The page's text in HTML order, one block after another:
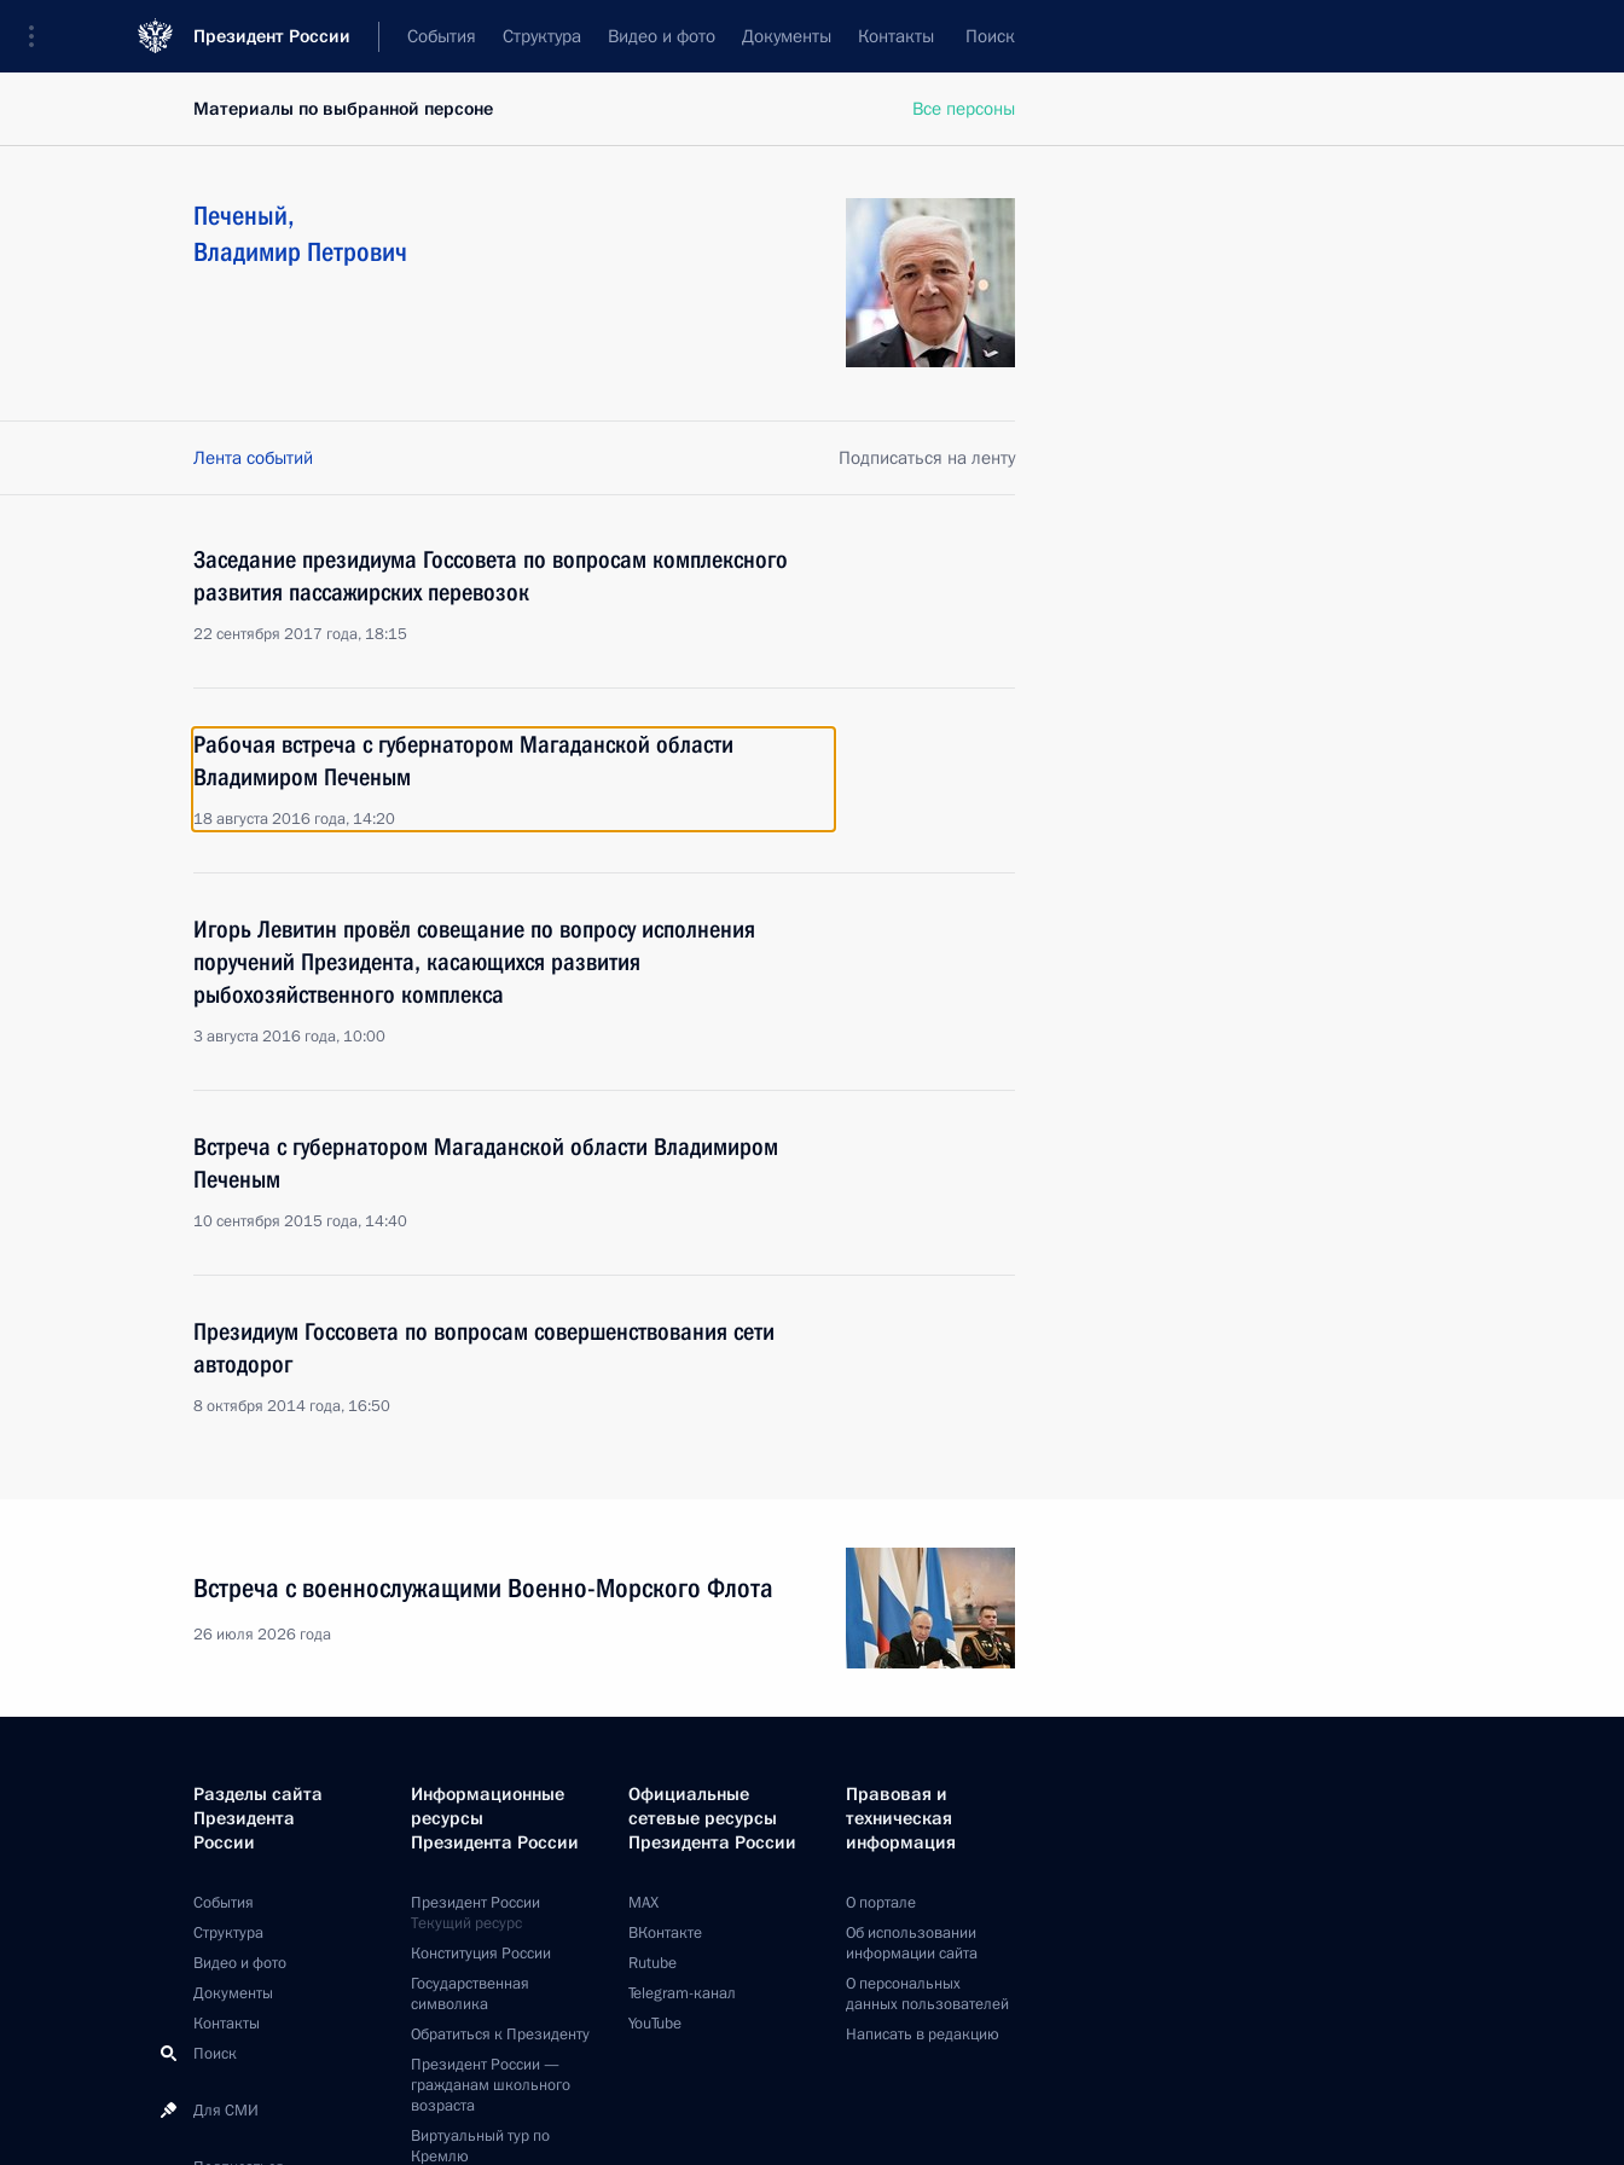
Президент России События Структура Видео и фото Документы Контакты Поиск
Все персоны
Материалы по выбранной персоне
Печеный,
Владимир Петрович
Лента событий Подписаться на ленту
Заседание президиума Госсовета по вопросам комплексного
развития пассажирских перевозок
22 сентября 2017 года, 18:15
Рабочая встреча с губернатором Магаданской области
Владимиром Печеным
18 августа 2016 года, 14:20
Игорь Левитин провёл совещание по вопросу исполнения
поручений Президента, касающихся развития
рыбохозяйственного комплекса
3 августа 2016 года, 10:00
Встреча с губернатором Магаданской области Владимиром
Печеным
10 сентября 2015 года, 14:40
Президиум Госсовета по вопросам совершенствования сети
автодорог
8 октября 2014 года, 16:50
Встреча с военнослужащими Военно-Морского Флота
26 июля 2026 года
Разделы сайта
Президента
России
События
Структура
Видео и фото
Документы
Контакты
Поиск
Для СМИ
Информационные
ресурсы
Президента России
Президент России
Текущий ресурс
Конституция России
Государственная
символика
Обратиться к Президенту
Президент России —
гражданам школьного
возраста
Виртуальный тур по
Кремлю
Официальные
сетевые ресурсы
Президента России
MAX
ВКонтакте
Rutube
Telegram-канал
YouTube
Правовая и
техническая
информация
О портале
Об использовании
информации сайта
О персональных
данных пользователей
Написать в редакцию